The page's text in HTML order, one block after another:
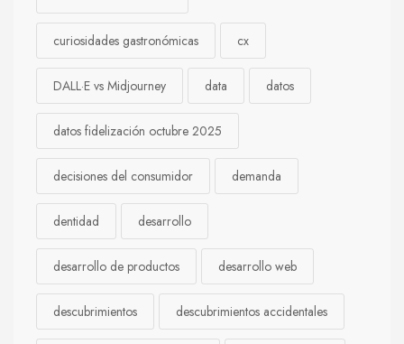
curiosidades gastronómicas cx
DALL·E vs Midjourney data datos
datos fidelización octubre 2025
decisiones del consumidor demanda
dentidad desarrollo
desarrollo de productos desarrollo web
descubrimientos descubrimientos accidentales